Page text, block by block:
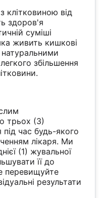
клітковиною від
здоров'я
суміші
живить кишкові
збільшення
трьох (3)
час будь-якого
лікаря. Ми
(1) жувальної
її до
перевищуйте
результати